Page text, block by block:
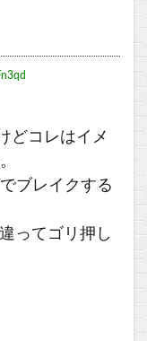
どコレはイメ
ブレイクする
ってゴリ押し